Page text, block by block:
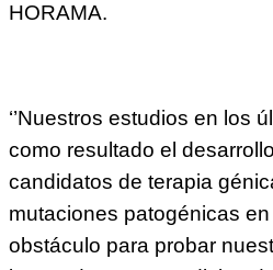
HORAMA.
‘’Nuestros estudios en los
como resultado el
candidatos de terapia
mutaciones patogénicas
obstáculo para probar